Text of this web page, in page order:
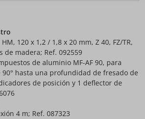
120 x 1,2 / 1,8 x 20 mm, Z 40, FZ/TR,
de madera; Ref. 092559
de aluminio MF-AF 90, para
90° hasta una profundidad de fresado de
de posición y 1 deflector de
4 m; Ref. 087323